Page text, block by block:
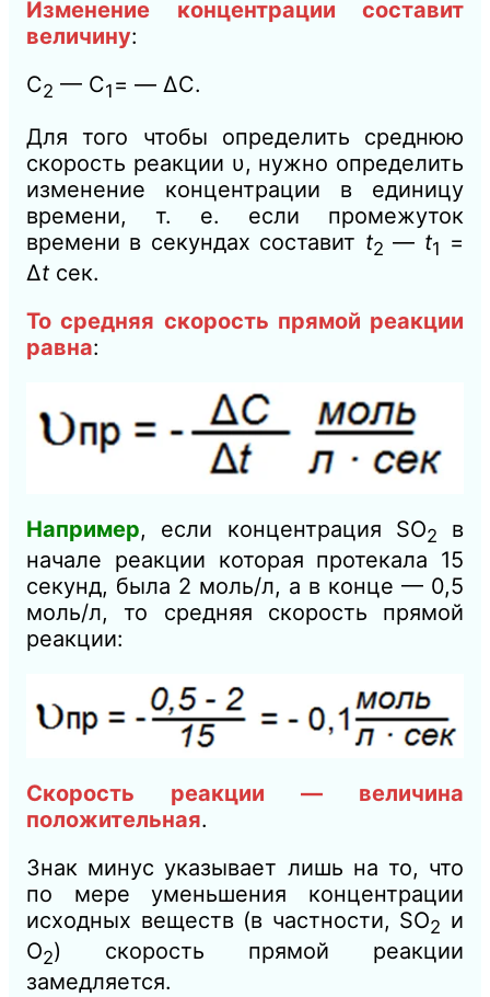
Изменение концентрации составит
величину:
С2 — С1 = — ΔС.
Для того чтобы определить среднюю
скорость реакции υ, нужно определить
изменение концентрации в единицу
времени, т. е. если промежуток
времени в секундах составит t2 — t1 =
Δt сек.
То средняя скорость прямой реакции
равна:
Например, если концентрация SО2
в
начале реакции которая протекала 15
секунд, была 2 моль/л, а в конце — 0,5
моль/л, то средняя скорость прямой
реакции:
Скорость реакции — величина
положительная.
Знак минус указывает лишь на то, что
по мере уменьшения концентрации
исходных веществ (в частности, SО2 и
О2) скорость прямой реакции
замедляется.